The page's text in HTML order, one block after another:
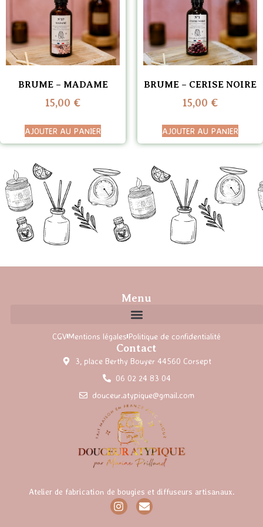
BRUME – MADAME
15,00 €
AJOUTER AU PANIER
BRUME – CERISE NOIRE
15,00 €
AJOUTER AU PANIER
Atelier de fabrication de bougies et diffuseurs artisanaux.
Menu
CGVMentions légales Politique de confidentialité
Contact
3, place Berthy Bouyer 44560 Corsept
06 02 24 83 04
douceur.atypique@gmail.com